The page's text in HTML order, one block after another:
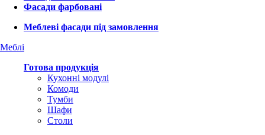
Фасади фарбовані
Меблеві фасади під замовлення
Меблі
Готова продукція
Кухонні модулі
Комоди
Тумби
Шафи
Столи